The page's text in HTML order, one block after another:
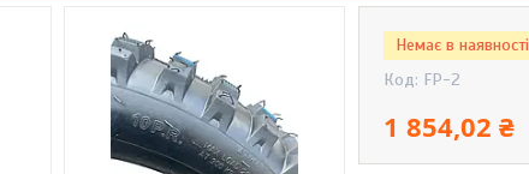
Немає в наявності
Код: FP-2
1 854,02 ₴